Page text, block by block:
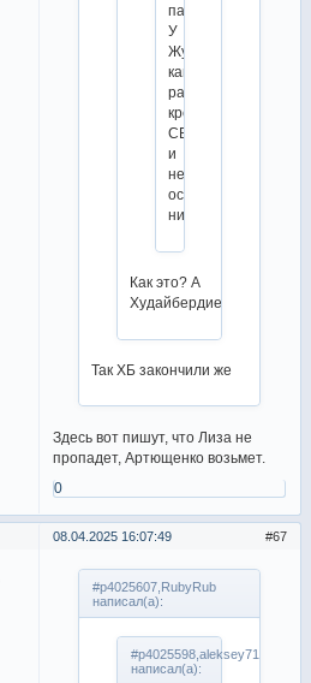
парой?
У
Жулина
как
раз
кроме
СБ
и
не
осталось
никого
Как это? А
Худайбердиева?
Так ХБ закончили же
Здесь вот пишут, что Лиза не
пропадет, Артющенко возьмет.
0
67
08.04.2025 16:07:49
#p4025607,RubyRub
написал(а):
#p4025598,aleksey71
написал(а):